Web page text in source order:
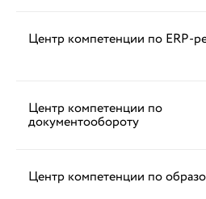
Центр компетенции по ERP-
Центр компетенции по
документообороту
Центр компетенции по